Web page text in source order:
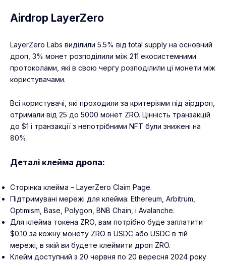
Airdrop LayerZero
LayerZero Labs виділили 5.5% від total supply на основний
дроп, 3% монет розподілили між 211 екосистемними
протоколами, які в свою чергу розподілили ці монети між
користувачами.
Всі користувачі, які проходили за критеріями під аірдроп,
отримали від 25 до 5000 монет ZRO. Цінність транзакцій
до $1 і транзакції з непотрібними NFT були знижені на
80%.
Деталі клейма дропа:
Сторінка клейма – LayerZero Claim Page.
Підтримувані мережі для клейма: Ethereum, Arbitrum,
Optimism, Base, Polygon, BNB Chain, і Avalanche.
Для клейма токена ZRO, вам потрібно буде заплатити
$0.10 за кожну монету ZRO в USDC або USDC в тій
мережі, в якій ви будете клеймити дроп ZRO.
Клейм доступний з 20 червня по 20 вересня 2024 року.